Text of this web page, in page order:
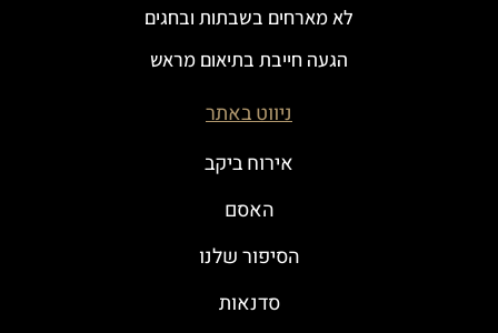
לא מארחים בשבתות ובחגים
הגעה חייבת בתיאום מראש
ניווט באתר
אירוח ביקב
האסם
הסיפור שלנו
סדנאות